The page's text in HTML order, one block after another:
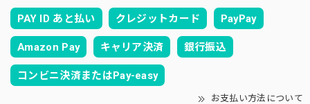
PAY ID あと払い クレジットカード PayPay
Amazon Pay キャリア決済 銀行振込
コンビニ決済またはPay-easy
お支払い方法について